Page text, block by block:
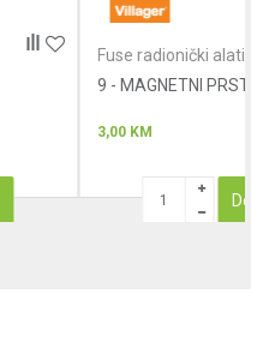
Fuse radionički alati -
9 - MAGNETNI
3,00 KM